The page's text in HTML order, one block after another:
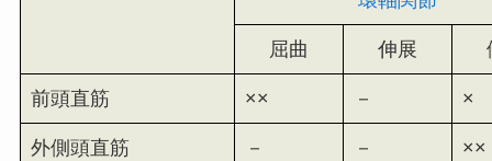
屈曲 伸展
前頭直筋 ×× － ×
外側頭直筋 － － ××